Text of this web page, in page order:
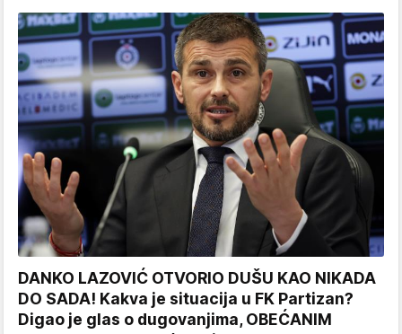
DANKO LAZOVIĆ OTVORIO DUŠU KAO NIKADA
DO SADA! Kakva je situacija u FK Partizan?
Digao je glas o dugovanjima, OBEĆANIM